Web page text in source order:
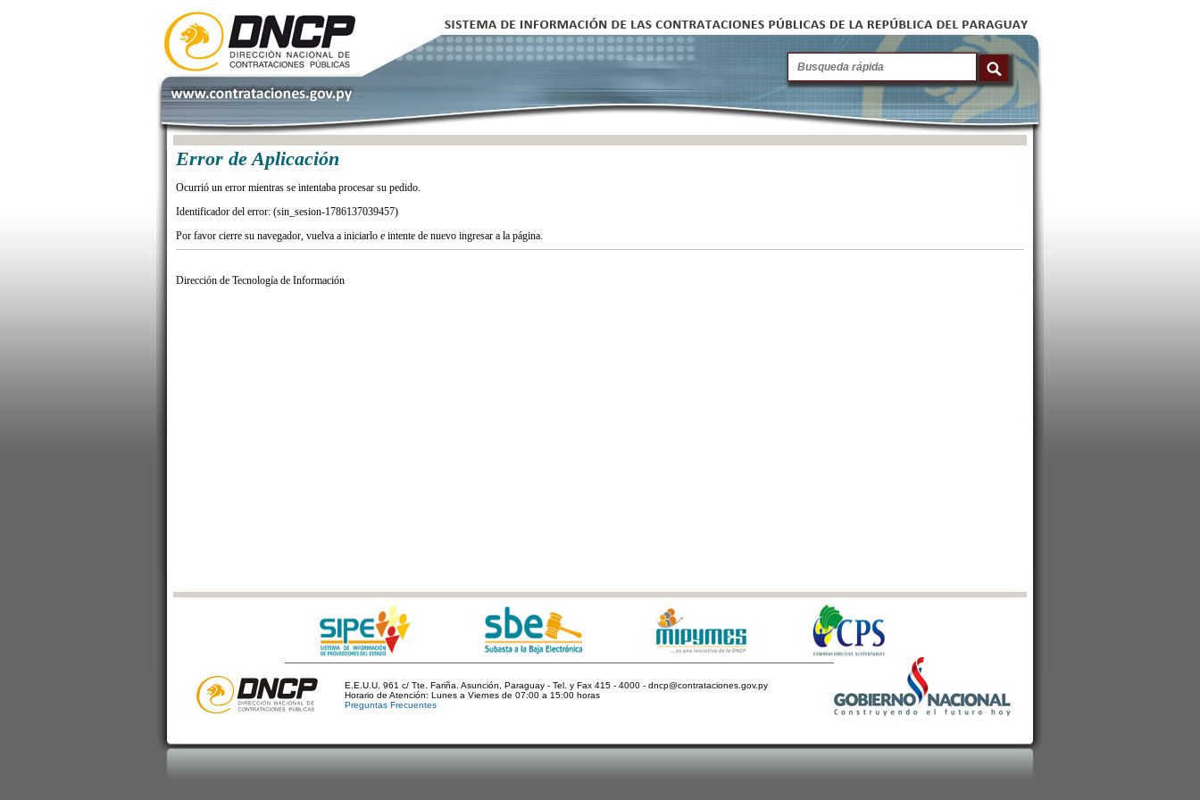
Error de Aplicación
Ocurrió un error mientras se intentaba procesar su pedido.
Identificador del error: (sin_sesion-1786137039457)
Por favor cierre su navegador, vuelva a iniciarlo e intente de nuevo ingresar a la página.
Dirección de Tecnología de Información
E.E.U.U. 961 c/ Tte. Fariña. Asunción, Paraguay - Tel. y Fax 415 - 4000 - dncp@contrataciones.gov.py
Horario de Atención: Lunes a Viernes de 07:00 a 15:00 horas
Preguntas Frecuentes